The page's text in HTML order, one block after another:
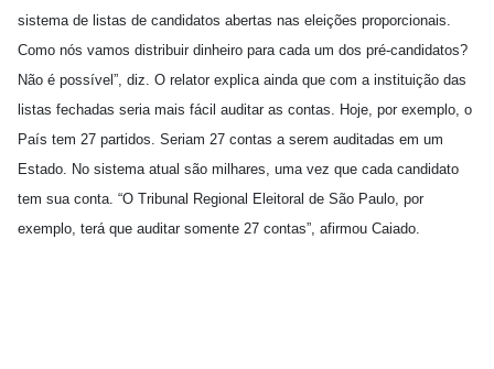
sistema de listas de candidatos abertas nas eleições proporcionais.
Como nós vamos distribuir dinheiro para cada um dos pré-candidatos?
Não é possível”, diz. O relator explica ainda que com a instituição das
listas fechadas seria mais fácil auditar as contas. Hoje, por exemplo, o
País tem 27 partidos. Seriam 27 contas a serem auditadas em um
Estado. No sistema atual são milhares, uma vez que cada candidato
tem sua conta. “O Tribunal Regional Eleitoral de São Paulo, por
exemplo, terá que auditar somente 27 contas”, afirmou Caiado.